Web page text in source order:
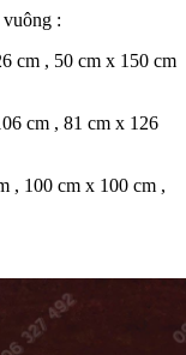
:
cm , 50 cm x 150 cm
cm , 81 cm x 126
, 100 cm x 100 cm ,